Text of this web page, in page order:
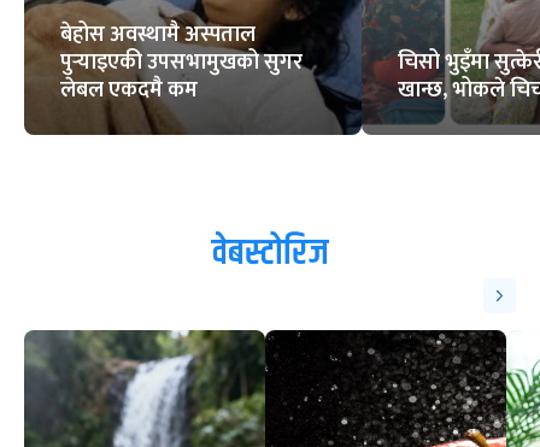
बेहोस अवस्थामै अस्पताल
पुर्‍याइएकी उपसभामुखको सुगर
लेबल एकदमै कम
चिसो भुइँमा
खान्छ, भोकले
वेबस्टोरिज